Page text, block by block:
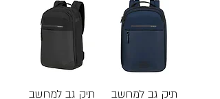
תיק גב למחשב תיק גב למחשב